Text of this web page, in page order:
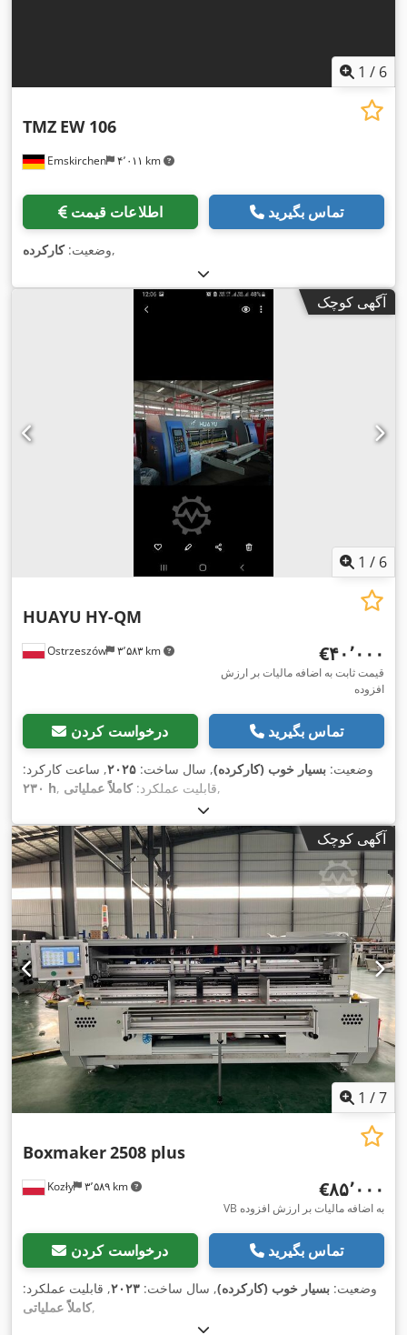
1 / 6
Emskirchen ۴٬۰۱۱ km
TMZ EW 106
اطلاعات قیمت تماس بگیرید
وضعیت:کارکرده ,
آگهی کوچک
1 / 6
Ostrzeszów ۳٬۵۸۳ km
HUAYU HY-QM
‎€۴۰٬۰۰۰
قیمت ثابت به اضافه مالیات بر ارزش
افزوده
درخواست کردن تماس بگیرید
وضعیت: بسیار خوب (کارکرده), سال ساخت: ۲۰۲۵, ساعت کارکرد:
۲۳۰ h
, قابلیت عملکرد:کاملاً عملیاتی ,
آگهی کوچک
1 /7
Kozły ۳٬۵۸۹ km
Boxmaker2508 plus
‎€۸۵٬۰۰۰
VB به اضافه مالیات بر ارزش افزوده
درخواست کردن تماس بگیرید
وضعیت: بسیار خوب (کارکرده), سال ساخت: ۲۰۲۳, قابلیت عملکرد:
کاملاً عملیاتی,